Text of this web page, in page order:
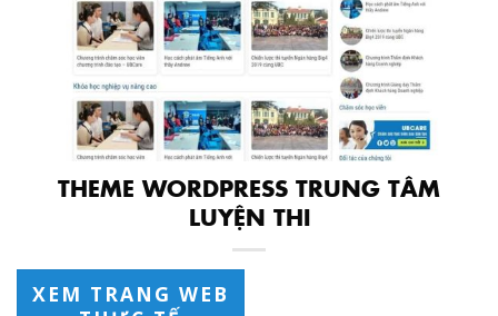
THEME WORDPRESS TRUNG TÂM
LUYỆN THI
XEM TRANG WEB